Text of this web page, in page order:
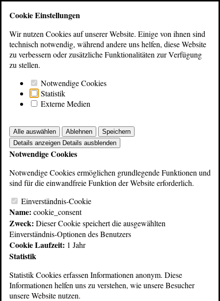
Beyerdynamic
Prospekte Mikrofone
M26 Mikrofon
Zur Übersicht
Cookie Einstellungen
Wir nutzen Cookies auf unserer Website. Einige von ihnen sind
technisch notwendig, während andere uns helfen, diese Website
zu verbessern oder zusätzliche Funktionalitäten zur Verfügung
zu stellen.
Notwendige Cookies
Statistik
Externe Medien
Alle auswählen Ablehnen
Speichern
Details anzeigen Details ausblenden
Notwendige Cookies
Notwendige Cookies ermöglichen grundlegende Funktionen und
sind für die einwandfreie Funktion der Website erforderlich.
Einverständnis-Cookie
Name: cookie_consent
Zweck: Dieser Cookie speichert die ausgewählten
Einverständnis-Optionen des Benutzers
Cookie Laufzeit: 1 Jahr
Statistik
Statistik Cookies erfassen Informationen anonym. Diese
Informationen helfen uns zu verstehen, wie unsere Besucher
unsere Website nutzen.